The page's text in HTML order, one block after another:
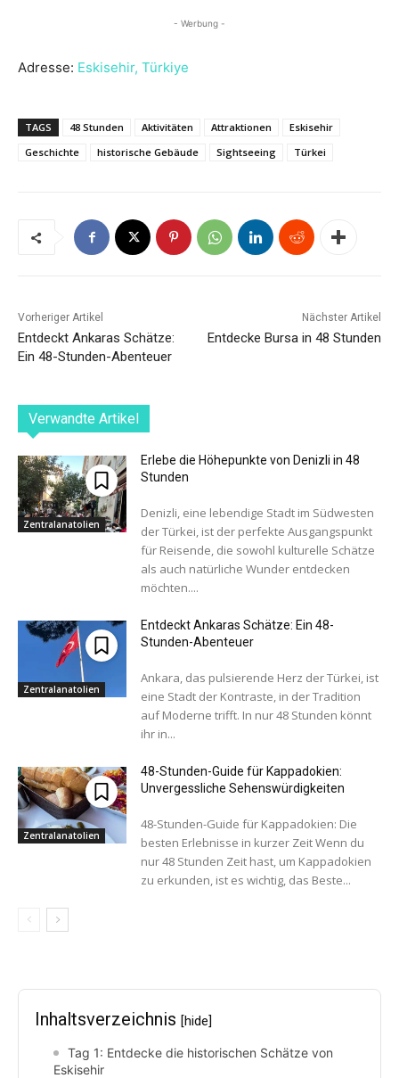
- Werbung -
Adresse: Eskisehir, Türkiye
TAGS 48 Stunden Aktivitäten Attraktionen
Eskisehir
Geschichte
historische Gebäude Sightseeing Türkei
Vorheriger Artikel
Entdeckt Ankaras Schätze:
Ein 48-Stunden-Abenteuer
Nächster Artikel
Entdecke Bursa in 48 Stunden
Verwandte Artikel
Zentralanatolien
Erlebe die Höhepunkte von Denizli in 48
Stunden
Denizli, eine lebendige Stadt im Südwesten
der Türkei, ist der perfekte Ausgangspunkt
für Reisende, die sowohl kulturelle Schätze
als auch natürliche Wunder entdecken
möchten....
Zentralanatolien
Entdeckt Ankaras Schätze: Ein 48-
Stunden-Abenteuer
Ankara, das pulsierende Herz der Türkei, ist
eine Stadt der Kontraste, in der Tradition
auf Moderne trifft. In nur 48 Stunden könnt
ihr in...
Zentralanatolien
48-Stunden-Guide für Kappadokien:
Unvergessliche Sehenswürdigkeiten
48-Stunden-Guide für Kappadokien: Die
besten Erlebnisse in kurzer Zeit Wenn du
nur 48 Stunden Zeit hast, um Kappadokien
zu erkunden, ist es wichtig, das Beste...
Inhaltsverzeichnis [hide]
Tag 1: Entdecke die historischen Schätze von
Eskisehir